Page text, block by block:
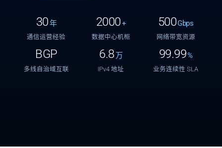
30年
通信运营经验
2000+
数据中心机柜
500Gbps
网络带宽资源
BGP
多线自治域互联
6.8 万
IPv4 地址
99.99%
业务连续性 SLA